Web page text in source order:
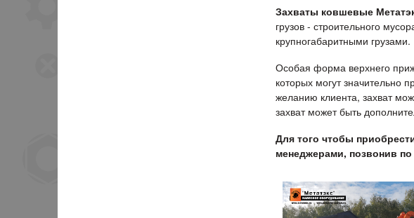
Захваты ковшевые
грузов - строительного
крупногабаритными грузами.
Особая форма верхнего
которых могут
желанию клиента, захват
захват может быть
Для того чтобы
менеджерами, позвонив по